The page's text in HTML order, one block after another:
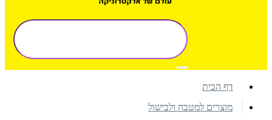
דף הבית
מוצרים למטבח ולבישול